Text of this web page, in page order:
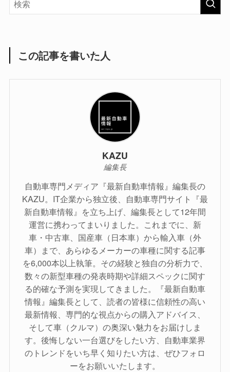
この記事を書いた人
KAZU
編集長
自動車専門メディア『最新自動車情報』編集長の
KAZU。IT企業から独立後、自動車専門サイト『最
新自動車情報』を立ち上げ、編集長として12年間
運営に携わってまいりました。これまでに、新
車・中古車、国産車（日本車）から輸入車（外
車）まで、あらゆるメーカーの車種に関する記事
を6,000本以上執筆。その経験と独自の分析力で、
数々の新型車種の発表時期や詳細スペックに関す
る的確な予測を実現してきました。『最新自動車
情報』編集長として、読者の皆様に信頼性の高い
最新情報、専門的な視点からの購入アドバイス、
そして車（クルマ）の奥深い魅力をお届けしま
す。後悔しない一台選びをしたい方、自動車業界
のトレンドをいち早く知りたい方は、ぜひフォロ
ーをお願いいたします。